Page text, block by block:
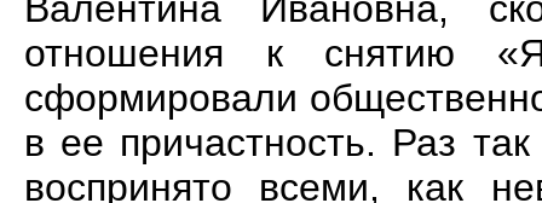
отношения к снятию
сформировали
в ее причастность. Раз
воспринято всеми, как